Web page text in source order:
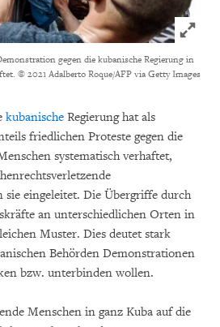
Click to
gegen die kubanische Regierung in
© 2021 Adalberto Roque/AFP via Getty Images
kubanische Regierung hat als
friedlichen Proteste gegen die
systematisch verhaftet,
sie eingeleitet. Die Übergriffe durch
an unterschiedlichen Orten in
Muster. Dies deutet stark
Behörden Demonstrationen
bzw. unterbinden wollen.
Menschen in ganz Kuba auf die